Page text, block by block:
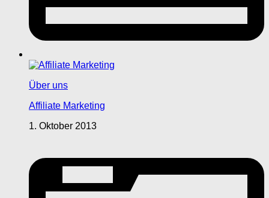
Über uns
Affiliate Marketing
1. Oktober 2013